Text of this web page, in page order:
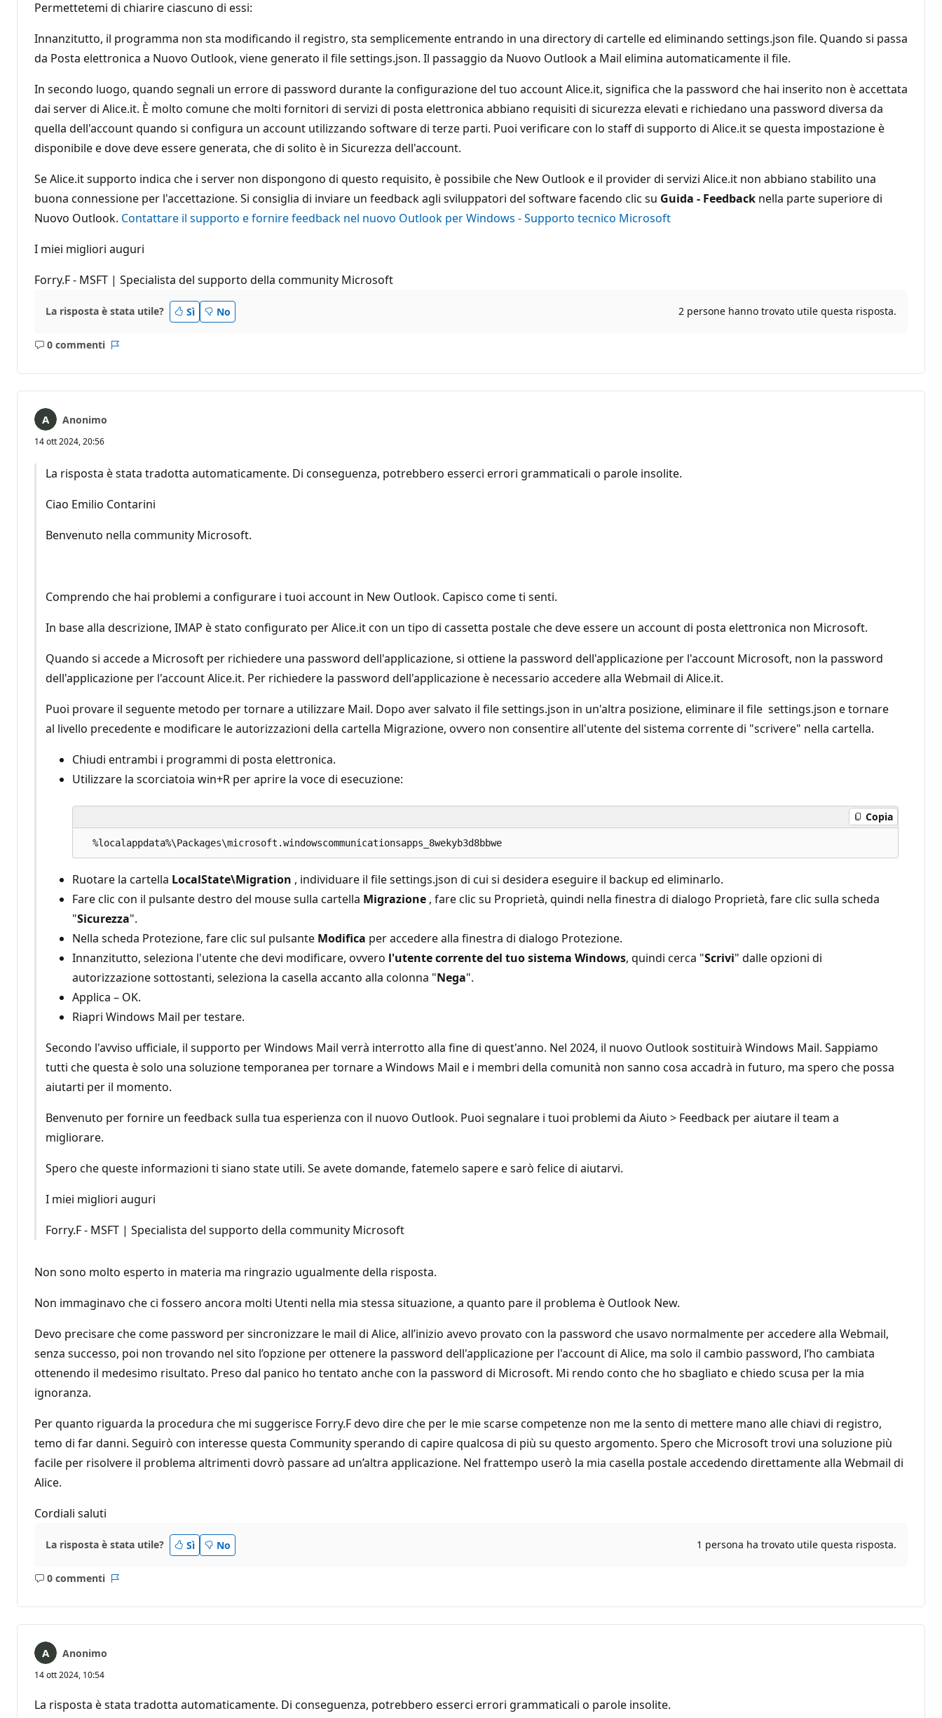
Permettetemi di chiarire ciascuno di essi:
Innanzitutto, il programma non sta modificando il registro, sta semplicemente entrando in una directory di cartelle ed eliminando settings.json file. Quando si passa
da Posta elettronica a Nuovo Outlook, viene generato il file settings.json. Il passaggio da Nuovo Outlook a Mail elimina automaticamente il file.
In secondo luogo, quando segnali un errore di password durante la configurazione del tuo account Alice.it, significa che la password che hai inserito non è accettata
dai server di Alice.it. È molto comune che molti fornitori di servizi di posta elettronica abbiano requisiti di sicurezza elevati e richiedano una password diversa da
quella dell'account quando si configura un account utilizzando software di terze parti. Puoi verificare con lo staff di supporto di Alice.it se questa impostazione è
disponibile e dove deve essere generata, che di solito è in Sicurezza dell'account.
Se Alice.it supporto indica che i server non dispongono di questo requisito, è possibile che New Outlook e il provider di servizi Alice.it non abbiano stabilito una
buona connessione per l'accettazione. Si consiglia di inviare un feedback agli sviluppatori del software facendo clic su Guida - Feedback nella parte superiore di
Nuovo Outlook. Contattare il supporto e fornire feedback nel nuovo Outlook per Windows - Supporto tecnico Microsoft
I miei migliori auguri
Forry.F - MSFT | Specialista del supporto della community Microsoft
La risposta è stata utile? Sì No 2 persone hanno trovato utile questa risposta.
0 commenti
Nessun
Anonimo
14 ott 2024, 20:56
La risposta è stata tradotta automaticamente. Di conseguenza, potrebbero esserci errori grammaticali o parole insolite.
Ciao Emilio Contarini
Benvenuto nella community Microsoft.
Comprendo che hai problemi a configurare i tuoi account in New Outlook. Capisco come ti senti.
In base alla descrizione, IMAP è stato configurato per Alice.it con un tipo di cassetta postale che deve essere un account di posta elettronica non Microsoft.
Quando si accede a Microsoft per richiedere una password dell'applicazione, si ottiene la password dell'applicazione per l'account Microsoft, non la password
dell'applicazione per l'account Alice.it. Per richiedere la password dell'applicazione è necessario accedere alla Webmail di Alice.it.
Puoi provare il seguente metodo per tornare a utilizzare Mail. Dopo aver salvato il file settings.json in un'altra posizione, eliminare il file settings.json e tornare
al livello precedente e modificare le autorizzazioni della cartella Migrazione, ovvero non consentire all'utente del sistema corrente di "scrivere" nella cartella.
Chiudi entrambi i programmi di posta elettronica.
Utilizzare la scorciatoia win+R per aprire la voce di esecuzione:
Copia
  %localappdata%\Packages\microsoft.windowscommunicationsapps_8wekyb3d8bbwe
Ruotare la cartella LocalState\Migration , individuare il file settings.json di cui si desidera eseguire il backup ed eliminarlo.
Fare clic con il pulsante destro del mouse sulla cartella Migrazione, fare clic su Proprietà, quindi nella finestra di dialogo Proprietà, fare clic sulla scheda
"Sicurezza".
Nella scheda Protezione, fare clic sul pulsante Modifica per accedere alla finestra di dialogo Protezione.
Innanzitutto, seleziona l'utente che devi modificare, ovvero l'utente corrente del tuo sistema Windows, quindi cerca "Scrivi" dalle opzioni di
autorizzazione sottostanti, seleziona la casella accanto alla colonna "Nega".
Applica – OK.
Riapri Windows Mail per testare.
Secondo l'avviso ufficiale, il supporto per Windows Mail verrà interrotto alla fine di quest'anno. Nel 2024, il nuovo Outlook sostituirà Windows Mail. Sappiamo
tutti che questa è solo una soluzione temporanea per tornare a Windows Mail e i membri della comunità non sanno cosa accadrà in futuro, ma spero che possa
aiutarti per il momento.
Benvenuto per fornire un feedback sulla tua esperienza con il nuovo Outlook. Puoi segnalare i tuoi problemi da Aiuto > Feedback per aiutare il team a
migliorare.
Spero che queste informazioni ti siano state utili. Se avete domande, fatemelo sapere e sarò felice di aiutarvi.
I miei migliori auguri
Forry.F - MSFT | Specialista del supporto della community Microsoft
Non sono molto esperto in materia ma ringrazio ugualmente della risposta.
Non immaginavo che ci fossero ancora molti Utenti nella mia stessa situazione, a quanto pare il problema è Outlook New.
Devo precisare che come password per sincronizzare le mail di Alice, all’inizio avevo provato con la password che usavo normalmente per accedere alla Webmail,
senza successo, poi non trovando nel sito l’opzione per ottenere la password dell'applicazione per l'account di Alice, ma solo il cambio password, l’ho cambiata
ottenendo il medesimo risultato. Preso dal panico ho tentato anche con la password di Microsoft. Mi rendo conto che ho sbagliato e chiedo scusa per la mia
ignoranza.
Per quanto riguarda la procedura che mi suggerisce Forry.F devo dire che per le mie scarse competenze non me la sento di mettere mano alle chiavi di registro,
temo di far danni. Seguirò con interesse questa Community sperando di capire qualcosa di più su questo argomento. Spero che Microsoft trovi una soluzione più
facile per risolvere il problema altrimenti dovrò passare ad un’altra applicazione. Nel frattempo userò la mia casella postale accedendo direttamente alla Webmail di
Alice.
Cordiali saluti
La risposta è stata utile? Sì No 1 persona ha trovato utile questa risposta.
0 commenti
Nessun
Anonimo
14 ott 2024, 10:54
La risposta è stata tradotta automaticamente. Di conseguenza, potrebbero esserci errori grammaticali o parole insolite.